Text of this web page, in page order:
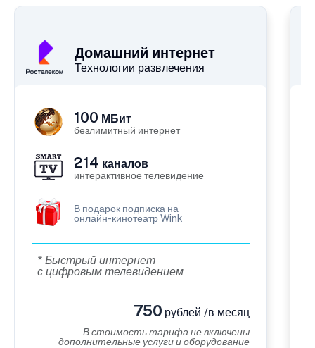
Домашний интернет
Технологии развлечения
100 МБит
безлимитный интернет
214 каналов
интерактивное телевидение
В подарок подписка на
онлайн-кинотеатр Wink
* Быстрый интернет
с цифровым телевидением
750 рублей /в месяц
В стоимость тарифа не включены
дополнительные услуги и оборудование